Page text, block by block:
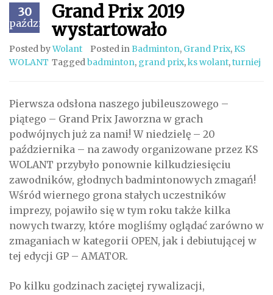
30
październik
Grand Prix 2019
wystartowało
Posted byWolant Posted inBadminton, Grand Prix, KS
WOLANT Taggedbadminton, grand prix,ks wolant,turniej
Pierwsza odsłona naszego jubileuszowego –
piątego – Grand Prix Jaworzna w grach
podwójnych już za nami! W niedzielę – 20
października – na zawody organizowane przez KS
WOLANT przybyło ponownie kilkudziesięciu
zawodników, głodnych badmintonowych zmagań!
Wśród wiernego grona stałych uczestników
imprezy, pojawiło się w tym roku także kilka
nowych twarzy, które mogliśmy oglądać zarówno w
zmaganiach w kategorii OPEN, jak i debiutującej w
tej edycji GP – AMATOR.
Po kilku godzinach zaciętej rywalizacji,